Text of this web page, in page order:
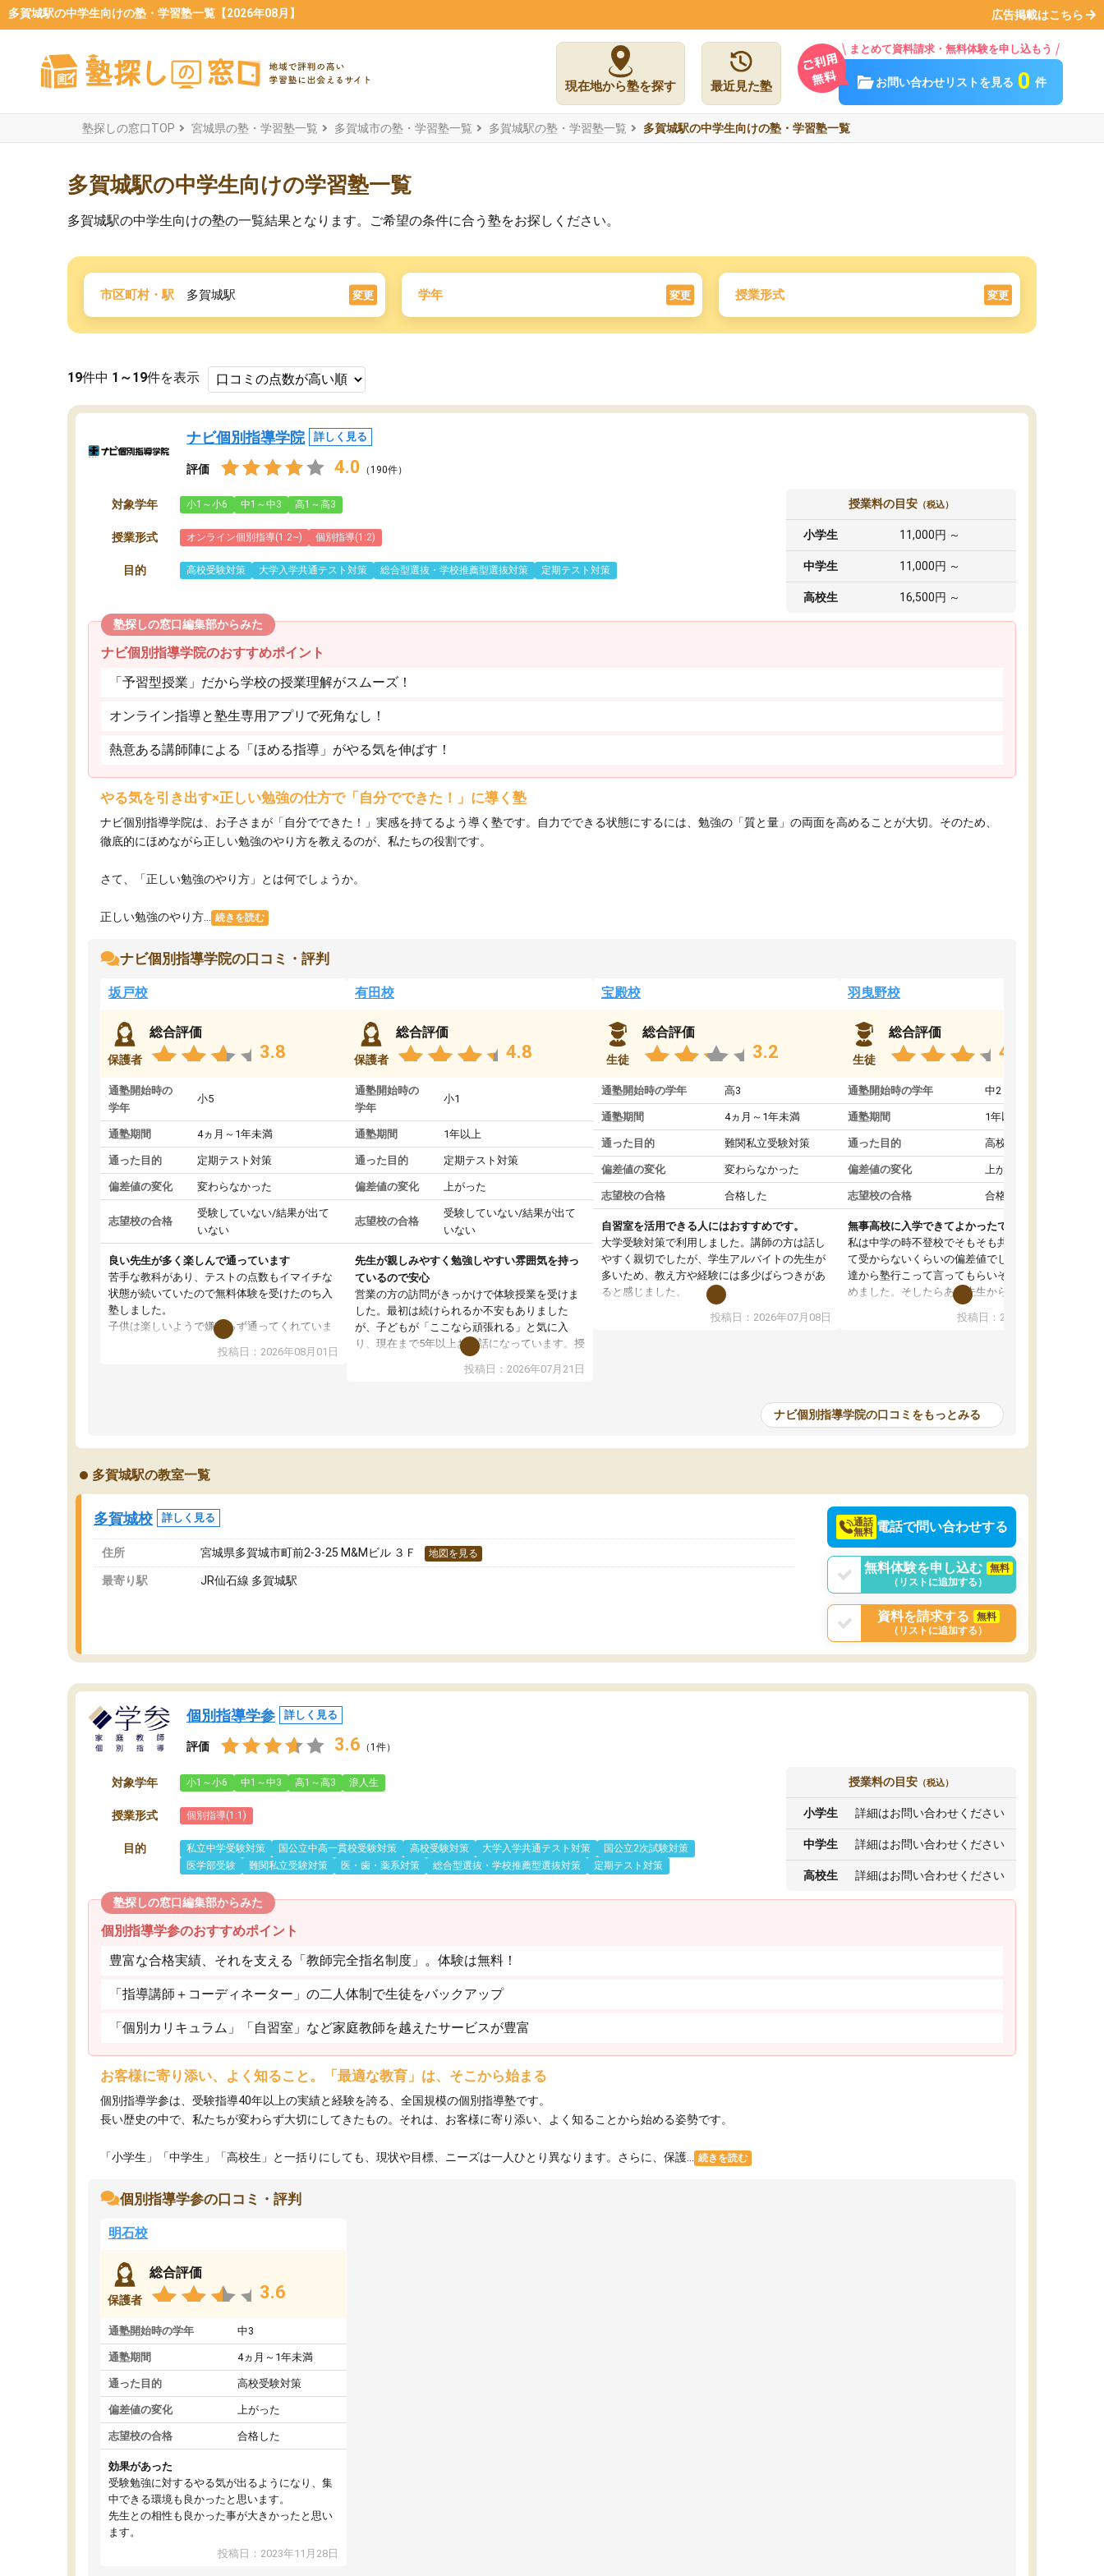
多賀城駅の中学生向けの塾・学習塾一覧【2026年08月】 広告掲載はこちら
現在地から塾を探す 最近見た塾
まとめて資料請求・無料体験を申し込もう
お問い合わせリストを見る 0 件
塾探しの窓口TOP 宮城県の塾・学習塾一覧 多賀城市の塾・学習塾一覧 多賀城駅の塾・学習塾一覧 多賀城駅の中学生向けの塾・学習塾一覧
多賀城駅の中学生向けの学習塾一覧
多賀城駅の中学生向けの塾の一覧結果となります。ご希望の条件に合う塾をお探しください。
市区町村・駅 多賀城駅 変更 学年 変更 授業形式 変更
19件中 1～19件を表示
ナビ個別指導学院 詳しく見る
評価 4.0 （190件）
対象学年 小1～小6 中1～中3 高1～高3
授業形式 オンライン個別指導(1:2~) 個別指導(1:2)
目的 高校受験対策 大学入学共通テスト対策 総合型選抜・学校推薦型選抜対策 定期テスト対策
授業料の目安 （税込）
小学生 11,000円 ～
中学生 11,000円 ～
高校生 16,500円 ～
塾探しの窓口編集部からみた
ナビ個別指導学院のおすすめポイント
「予習型授業」だから学校の授業理解がスムーズ！
オンライン指導と塾生専用アプリで死角なし！
熱意ある講師陣による「ほめる指導」がやる気を伸ばす！
やる気を引き出す×正しい勉強の仕方で「自分でできた！」に導く塾
ナビ個別指導学院は、お子さまが「自分でできた！」実感を持てるよう導く塾です。自力でできる状態にするには、勉強の「質と量」の両面を高めることが大切。そのため、
徹底的にほめながら正しい勉強のやり方を教えるのが、私たちの役割です。
さて、「正しい勉強のやり方」とは何でしょうか。
正しい勉強のやり方... 続きを読む
ナビ個別指導学院の口コミ・評判
坂戸校
保護者
総合評価
3.8
通塾開始時の
学年
小5
通塾期間 4ヵ月～1年未満
通った目的 定期テスト対策
偏差値の変化 変わらなかった
志望校の合格
受験していない/結果が出て
いない
良い先生が多く楽しんで通っています
苦手な教科があり、テストの点数もイマイチな
状態が続いていたので無料体験を受けたのち入
塾しました。
子供は楽しいようで嫌がらず通ってくれていま
先生は良い方が多く、いつも笑顔で対応して頂
ングを利用または路上駐車をするしかない点が
投稿日：2026年08月01日
有田校
保護者
総合評価
4.8
通塾開始時の
学年
小1
通塾期間 1年以上
通った目的 定期テスト対策
偏差値の変化 上がった
志望校の合格
受験していない/結果が出て
いない
先生が親しみやすく勉強しやすい雰囲気を持っ
ているので安心
営業の方の訪問がきっかけで体験授業を受けま
した。最初は続けられるか不安もありました
が、子どもが「ここなら頑張れる」と気に入
り、現在まで5年以上お世話になっています。授
業はとても分かりやすく、学校とは違った解き
方や、子どもに合った覚え方・考え方を丁寧に
お世話になりたいと思える塾です。
投稿日：2026年07月21日
宝殿校
生徒
総合評価
3.2
通塾開始時の学年 高3
通塾期間 4ヵ月～1年未満
通った目的 難関私立受験対策
偏差値の変化 変わらなかった
志望校の合格 合格した
自習室を活用できる人にはおすすめです。
大学受験対策で利用しました。講師の方は話し
やすく親切でしたが、学生アルバイトの先生が
多いため、教え方や経験には多少ばらつきがあ
ると感じました。
授業はホワイトボードを使って説明してくれる
教室全体としては小学生や中学生の利用者が多
投稿日：2026年07月08日
羽曳野校
生徒
総合評価
4.6
通塾開始時の学年 中2
通塾期間 1年以上
通った目的 高校受験対策
偏差値の変化 上がった
志望校の合格 合格した
無事高校に入学できてよかったです。
私は中学の時不登校でそもそも共学の高校なん
て受からないくらいの偏差値でした。ある日友
達から塾行こって言ってもらいそこから通い始
めました。そしたらある先生から学ぶ楽しさを
教えていただき勉強などして無かったのに自主
室で勉強するくらいハマりました。私の担当の
投稿日：2026年07月01日
ナビ個別指導学院の口コミをもっとみる
多賀城駅の教室一覧
多賀城校 詳しく見る
住所 宮城県多賀城市町前2-3-25 M&Mビル ３Ｆ 地図を見る
最寄り駅 JR仙石線 多賀城駅
通話
無料 電話で問い合わせする
無料体験を申し込む
無料
（リストに追加する）
資料を請求する
無料
（リストに追加する）
個別指導学参 詳しく見る
評価 3.6 （1件）
対象学年 小1～小6 中1～中3 高1～高3 浪人生
授業形式 個別指導(1:1)
目的 私立中学受験対策 国公立中高一貫校受験対策 高校受験対策 大学入学共通テスト対策
国公立2次試験対策
医学部受験
難関私立受験対策 医・歯・薬系対策 総合型選抜・学校推薦型選抜対策 定期テスト対策
授業料の目安 （税込）
小学生 詳細はお問い合わせください
中学生 詳細はお問い合わせください
高校生 詳細はお問い合わせください
塾探しの窓口編集部からみた
個別指導学参のおすすめポイント
豊富な合格実績、それを支える「教師完全指名制度」。体験は無料！
「指導講師＋コーディネーター」の二人体制で生徒をバックアップ
「個別カリキュラム」「自習室」など家庭教師を越えたサービスが豊富
お客様に寄り添い、よく知ること。「最適な教育」は、そこから始まる
個別指導学参は、受験指導40年以上の実績と経験を誇る、全国規模の個別指導塾です。
長い歴史の中で、私たちが変わらず大切にしてきたもの。それは、お客様に寄り添い、よく知ることから始める姿勢です。
「小学生」「中学生」「高校生」と一括りにしても、現状や目標、ニーズは一人ひとり異なります。さらに、保護... 続きを読む
個別指導学参の口コミ・評判
明石校
保護者
総合評価
3.6
通塾開始時の学年 中3
通塾期間 4ヵ月～1年未満
通った目的 高校受験対策
偏差値の変化 上がった
志望校の合格 合格した
効果があった
受験勉強に対するやる気が出るようになり、集
中できる環境も良かったと思います。
先生との相性も良かった事が大きかったと思い
ます。
投稿日：2023年11月28日